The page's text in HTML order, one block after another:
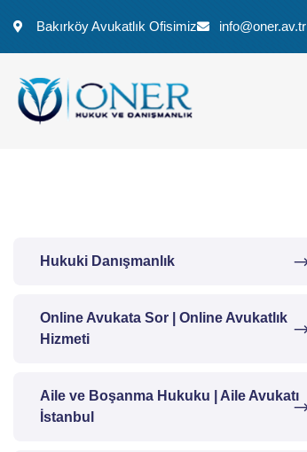
Bakırköy Avukatlık Ofisimiz info@oner.av.tr
Hukuki Danışmanlık
Online Avukata Sor | Online Avukatlık
Hizmeti
Aile ve Boşanma Hukuku | Aile Avukatı
İstanbul